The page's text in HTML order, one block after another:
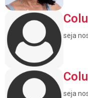
seja
seja